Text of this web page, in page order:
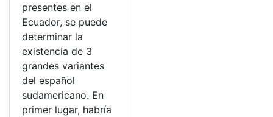
presentes en el
Ecuador, se puede
determinar la
existencia de 3
grandes variantes
del español
sudamericano. En
primer lugar, habría